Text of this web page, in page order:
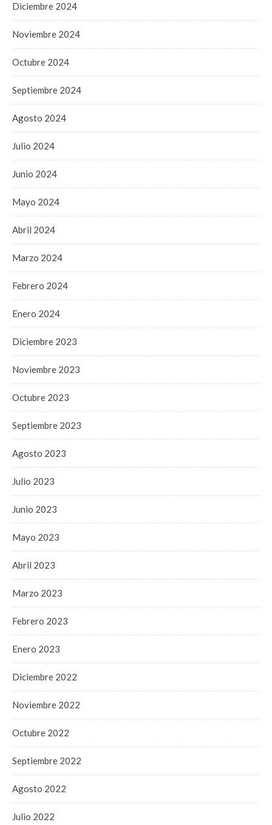
Diciembre 2024
Noviembre 2024
Octubre 2024
Septiembre 2024
Agosto 2024
Julio 2024
Junio 2024
Mayo 2024
Abril 2024
Marzo 2024
Febrero 2024
Enero 2024
Diciembre 2023
Noviembre 2023
Octubre 2023
Septiembre 2023
Agosto 2023
Julio 2023
Junio 2023
Mayo 2023
Abril 2023
Marzo 2023
Febrero 2023
Enero 2023
Diciembre 2022
Noviembre 2022
Octubre 2022
Septiembre 2022
Agosto 2022
Julio 2022